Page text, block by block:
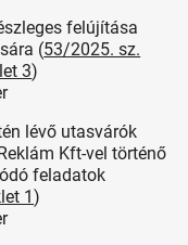
felújítása
(53/2025. sz.
3)
lévő utasvárók
Kft-vel történő
feladatok
1)